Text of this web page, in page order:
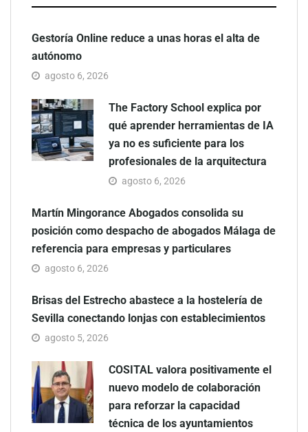
Gestoría Online reduce a unas horas el alta de
autónomo
agosto 6, 2026
The Factory School explica por
qué aprender herramientas de IA
ya no es suficiente para los
profesionales de la arquitectura
agosto 6, 2026
Martín Mingorance Abogados consolida su
posición como despacho de abogados Málaga de
referencia para empresas y particulares
agosto 6, 2026
Brisas del Estrecho abastece a la hostelería de
Sevilla conectando lonjas con establecimientos
agosto 5, 2026
COSITAL valora positivamente el
nuevo modelo de colaboración
para reforzar la capacidad
técnica de los ayuntamientos